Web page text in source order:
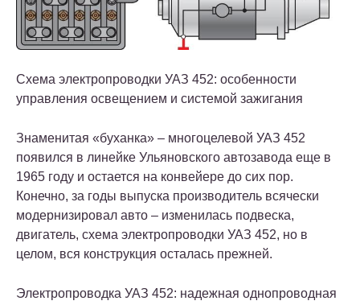
Схема электропроводки УАЗ 452: особенности
управления освещением и системой зажигания
Знаменитая «буханка» – многоцелевой УАЗ 452
появился в линейке Ульяновского автозавода еще в
1965 году и остается на конвейере до сих пор.
Конечно, за годы выпуска производитель всячески
модернизировал авто – изменилась подвеска,
двигатель, схема электропроводки УАЗ 452, но в
целом, вся конструкция осталась прежней.
Электропроводка УАЗ 452: надежная однопроводная